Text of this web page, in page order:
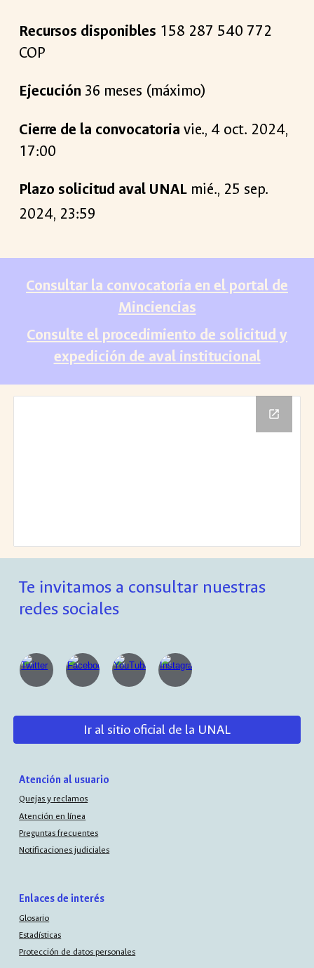
Recursos disponibles 158 287 540 772
COP
Ejecución 36 meses (máximo)
Cierre de la convocatoriavie., 4 oct. 2024,
17:00
Plazo solicitud aval UNAL mié., 25 sep.
2024, 23:59
Consultar la convocatoria en el portal de
Minciencias
Consulte el procedimiento de solicitud y
expedición de aval institucional
Te invitamos a consultar nuestras
redes sociales
Ir al sitio oficial de la UNAL
Atención al usuario
Quejas y reclamos
Atención en línea
Preguntas frecuentes
Notificaciones judiciales
Enlaces de interés
Glosario
Estadísticas
Protección de datos personales